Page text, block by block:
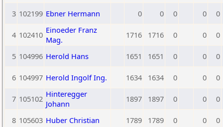
3 102199 Ebner Hermann 0 0 0 0 0
4 102410 Einoeder Franz
Mag.
1716 1716 0 0 0
5 104996 Herold Hans 1651 1651 0 0 0
6 104997 Herold Ingolf Ing. 1634 1634 0 0 0
7 105102 Hinteregger
Johann
1897 1897 0 0 0
8 105603 Huber Christian 1789 1789 0 0 0